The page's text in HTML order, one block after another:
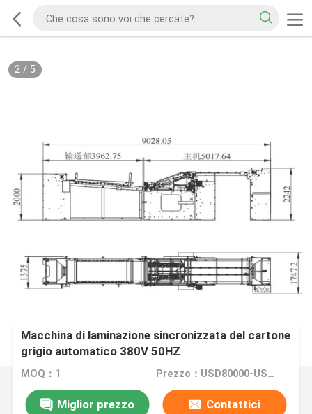
2/ 5
Macchina di laminazione sincronizzata del cartone
grigio automatico 380V 50HZ
MOQ：1 Prezzo：USD80000-USD150000
Miglior prezzo Contattici